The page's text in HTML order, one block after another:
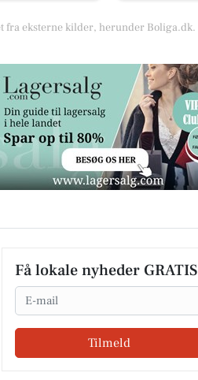
fra eksterne kilder, herunder Boliga.dk.
Få lokale nyheder GRATIS
Email
Tilmeld